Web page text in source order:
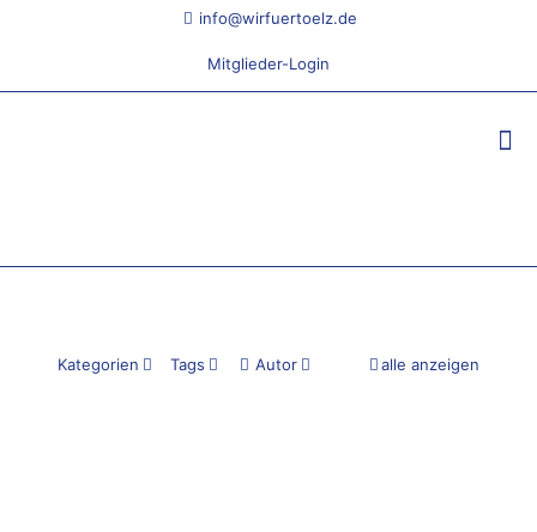
info@wirfuertoelz.de
Mitglieder-Login
Kategorien Tags Autor alle anzeigen